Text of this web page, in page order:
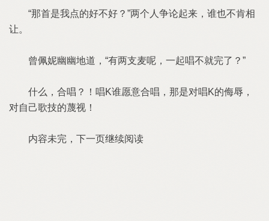
“那首是我点的好不好？”两个人争论起来，谁也不肯相
让。
曾佩妮幽幽地道，“有两支麦呢，一起唱不就完了？”
什么，合唱？！唱K谁愿意合唱，那是对唱K的侮辱，
对自己歌技的蔑视！
内容未完，下一页继续阅读